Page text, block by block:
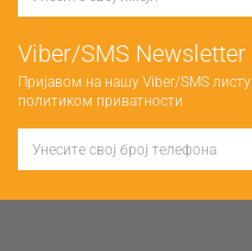
Viber/SMS Newsletter
Пријавом на нашу Viber/SMS листу
политиком приватности